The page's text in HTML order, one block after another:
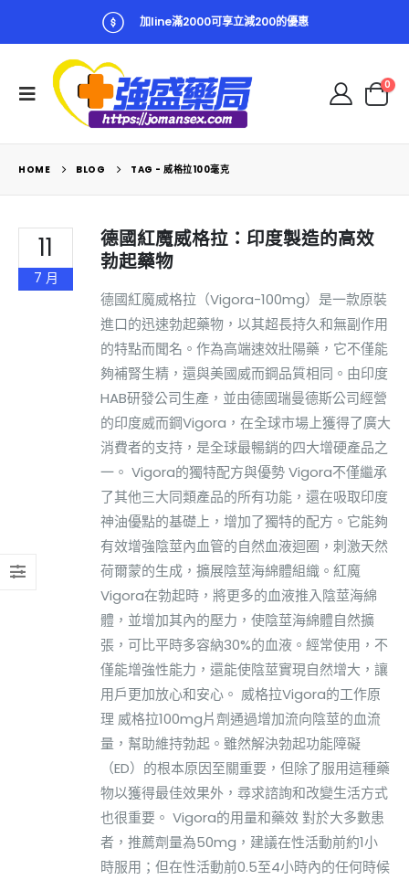
加line滿2000可享立減200的優惠
0
HOME BLOG TAG - 威格拉100毫克
11
7 月
德國紅魔威格拉：印度製造的高效
勃起藥物
德國紅魔威格拉（Vigora-100mg）是一款原裝
進口的迅速勃起藥物，以其超長持久和無副作用
的特點而聞名。作為高端速效壯陽藥，它不僅能
夠補腎生精，還與美國威而鋼品質相同。由印度
HAB研發公司生產，並由德國瑞曼德斯公司經營
的印度威而鋼Vigora，在全球市場上獲得了廣大
消費者的支持，是全球最暢銷的四大增硬產品之
一。 Vigora的獨特配方與優勢 Vigora不僅繼承
了其他三大同類產品的所有功能，還在吸取印度
神油優點的基礎上，增加了獨特的配方。它能夠
有效增強陰莖內血管的自然血液迴圈，刺激天然
荷爾蒙的生成，擴展陰莖海綿體組織。紅魔
Vigora在勃起時，將更多的血液推入陰莖海綿
體，並增加其內的壓力，使陰莖海綿體自然擴
張，可比平時多容納30%的血液。經常使用，不
僅能增強性能力，還能使陰莖實現自然增大，讓
用戶更加放心和安心。 威格拉Vigora的工作原
理 威格拉100mg片劑通過增加流向陰莖的血流
量，幫助維持勃起。雖然解決勃起功能障礙
（ED）的根本原因至關重要，但除了服用這種藥
物以獲得最佳效果外，尋求諮詢和改變生活方式
也很重要。 Vigora的用量和藥效 對於大多數患
者，推薦劑量為50mg，建議在性活動前約1小
時服用；但在性活動前0.5至4小時內的任何時候